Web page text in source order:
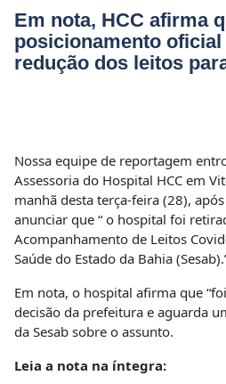
Em nota, HCC afirma
posicionamento oficial
redução dos leitos
Nossa equipe de reportagem
Assessoria do Hospital HCC em
manhã desta terça-feira (28),
anunciar que “ o hospital foi
Acompanhamento de Leitos
Saúde do Estado da Bahia
Em nota, o hospital afirma que
decisão da prefeitura e aguarda
da Sesab sobre o assunto.
Leia a nota na íntegra: